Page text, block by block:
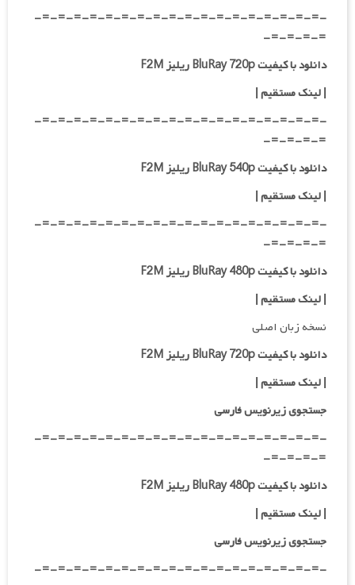
-=-=-=-=-=-=-=-=-=-=-=-=-=-=-=-=-=-=-
=-=-=-=-
دانلود با کیفیت BluRay 720p ریلیز F2M
| لینک مستقیم|
-=-=-=-=-=-=-=-=-=-=-=-=-=-=-=-=-=-=-
=-=-=-=-
دانلود با کیفیت BluRay 540p ریلیز F2M
| لینک مستقیم|
-=-=-=-=-=-=-=-=-=-=-=-=-=-=-=-=-=-=-
=-=-=-=-
دانلود با کیفیت BluRay 480p ریلیز F2M
| لینک مستقیم|
نسخه زبان اصلی
دانلود با کیفیت BluRay 720p ریلیز F2M
|لینک مستقیم|
جستجوی زیرنویس فارسی
-=-=-=-=-=-=-=-=-=-=-=-=-=-=-=-=-=-=-
=-=-=-=-
دانلود با کیفیت BluRay 480p ریلیز F2M
| لینک مستقیم|
جستجوی زیرنویس فارسی
-=-=-=-=-=-=-=-=-=-=-=-=-=-=-=-=-=-=-